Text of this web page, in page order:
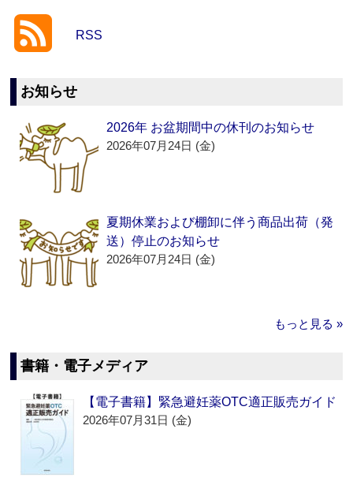
RSS
お知らせ
2026年 お盆期間中の休刊のお知らせ
2026年07月24日 (金)
夏期休業および棚卸に伴う商品出荷（発
送）停止のお知らせ
2026年07月24日 (金)
もっと見る »
書籍・電子メディア
【電子書籍】緊急避妊薬OTC適正販売ガイド
2026年07月31日 (金)